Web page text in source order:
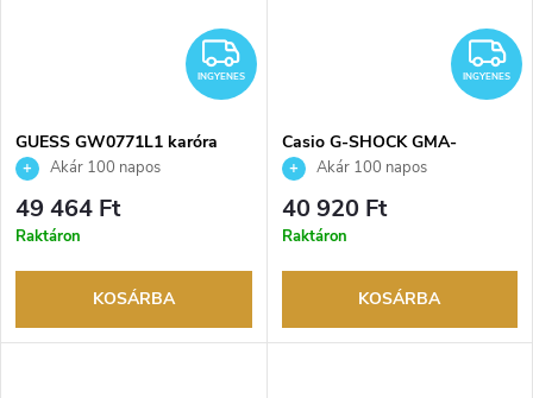
INGYENES
INGYENES
GUESS GW0771L1 karóra
Akár 100 napos
visszaküldési lehetőség. Hivatalos
márkakereskedő.
49 464 Ft
Raktáron
KOSÁRBA
INGYENES
Casio G-SHOCK GMA-
S2100MD-7AER karóra
Akár 100 napos
visszaküldési lehetőség. Hivatalos
márkakereskedő.
40 920 Ft
Raktáron
KOSÁRBA